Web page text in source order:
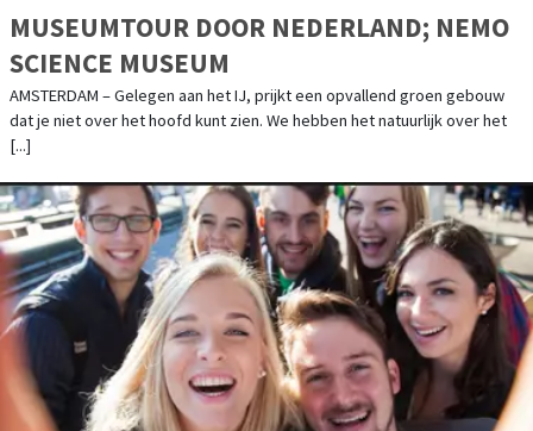
MUSEUMTOUR DOOR NEDERLAND; NEMO
SCIENCE MUSEUM
AMSTERDAM – Gelegen aan het IJ, prijkt een opvallend groen gebouw
dat je niet over het hoofd kunt zien. We hebben het natuurlijk over het
[...]